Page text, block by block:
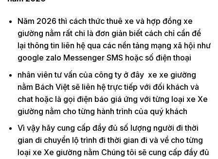
Năm 2026 thì cách thức thuê xe và hợp đồng xe
giường nằm rất chi là đơn giản biết cách chỉ cần để
lại thông tin liên hệ qua các nền tảng mạng xã hội như
google zalo Messenger SMS hoặc số điện thoại
nhân viên tư vấn của công ty ở đây xe xe giường
nằm Bách Việt sẽ liên hệ trực tiếp với đối khách và
chat hoặc là gọi điện báo giá ứng với từng loại xe Xe
giường nằm cho từng hành trình của quý khách
Vì vậy hãy cung cấp đầy đủ số lượng người đi thời
gian di chuyển lộ trình đi thời gian đi và về cho từng
loại xe Xe giường nằm Chúng tôi sẽ cung cấp đầy đủ